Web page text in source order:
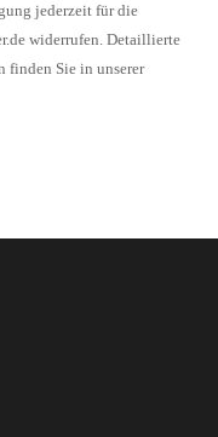
jederzeit für die
widerrufen. Detaillierte
finden Sie in unserer